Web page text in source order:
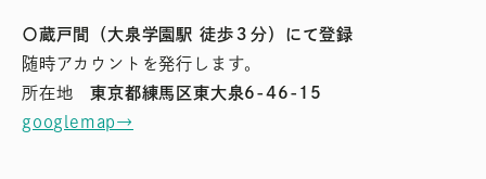
〇蔵戸間（大泉学園駅 徒歩３分）にて登録
随時アカウントを発行します。
所在地東京都練馬区東大泉6-46-15
googlemap→